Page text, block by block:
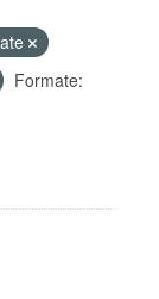
Formate: